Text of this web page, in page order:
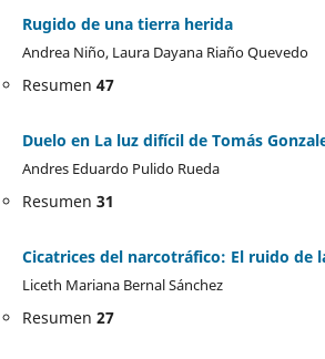
Rugido de una tierra herida
Andrea Niño, Laura Dayana Riaño Quevedo
Resumen 47
Duelo en La luz difícil de Tomás
Andres Eduardo Pulido Rueda
Resumen 31
Cicatrices del narcotráfico: El ruido de
Liceth Mariana Bernal Sánchez
Resumen 27